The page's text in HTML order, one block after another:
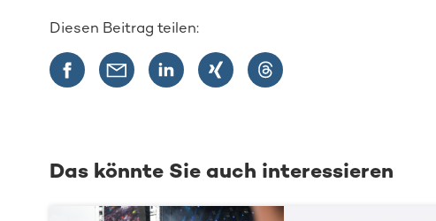
Diesen Beitrag teilen:
Das könnte Sie auch interessieren